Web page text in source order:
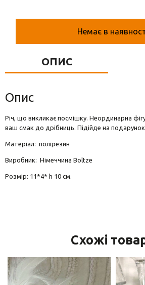
Фігурки та статуеткиНемає в
ОПИС
Опис
Річ, що викликає посмішку. Неординарна
ваш смак до дрібниць. Підійде на
Матеріал: полірезин
Виробник: Німеччина Boltze
Розмір: 11*4* h 10 см.
Схожі